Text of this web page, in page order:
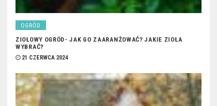
OGRÓD
ZIOŁOWY OGRÓD- JAK GO ZAARANŻOWAĆ? JAKIE ZIOŁA
WYBRAĆ?
21 CZERWCA 2024